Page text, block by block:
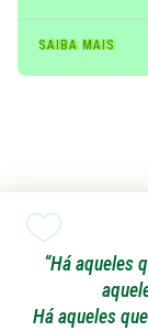
SAIBA MAIS
“Há aqueles
Há aqueles